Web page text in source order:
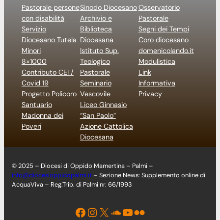
Pastorale persone
con disabilità
Servizio
Diocesano Tutela
Minori
8×1000
Contributo CEI /
Covid 19
Progetto Policoro
Santuario
Madonna dei
Poveri
Sinodo Diocesano
Archivio e
Biblioteca
Diocesana
Istituto Sup.
Teologico
Pastorale
Seminario
Vescovile
Liceo Ginnasio
“San Paolo”
Azione Cattolica
Diocesana
Osservatorio
Pastorale
Segni dei Tempi
Coro diocesano
domenicolando.it
Modulistica
Link
Informativa
Privacy
© 2025 – Diocesi di Oppido Mamertina – Palmi –
info@diocesioppidopalmi.it – Sezione News: Supplemento online di
AcquaViva – Reg.Trib. di Palmi nr. 66/1993
Facebook Instagram X Soundcloud YouTube Flickr